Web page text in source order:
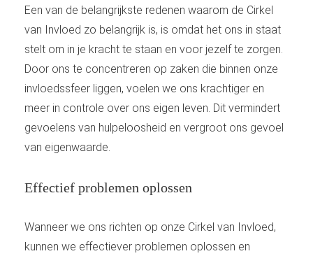
Een van de belangrijkste redenen waarom de Cirkel
van Invloed zo belangrijk is, is omdat het ons in staat
stelt om in je kracht te staan en voor jezelf te zorgen.
Door ons te concentreren op zaken die binnen onze
invloedssfeer liggen, voelen we ons krachtiger en
meer in controle over ons eigen leven. Dit vermindert
gevoelens van hulpeloosheid en vergroot ons gevoel
van eigenwaarde.
Effectief problemen oplossen
Wanneer we ons richten op onze Cirkel van Invloed,
kunnen we effectiever problemen oplossen en